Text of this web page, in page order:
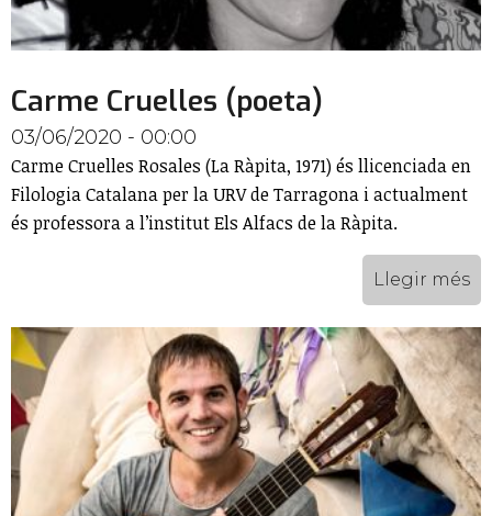
Carme Cruelles (poeta)
03/06/2020 - 00:00
Carme Cruelles Rosales (La Ràpita, 1971) és llicenciada en
Filologia Catalana per la URV de Tarragona i actualment
és professora a l’institut Els Alfacs de la Ràpita.
Llegir més